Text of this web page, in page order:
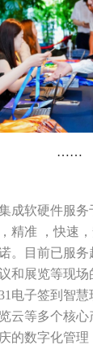
……
成软硬件服
精准 ，快速
。目前已服
和展览等现场
电子签到智慧
云等多个核
的数字化管